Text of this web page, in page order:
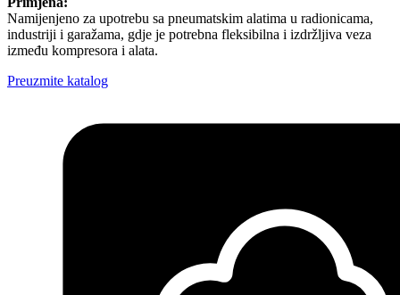
Namijenjeno za upotrebu sa pneumatskim alatima u radionicama,
industriji i garažama, gdje je potrebna fleksibilna i izdržljiva veza
između kompresora i alata.
Preuzmite katalog